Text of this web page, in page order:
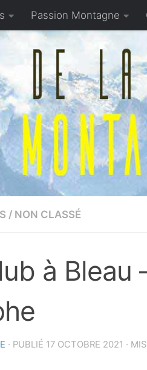
Passion Montagne
/ NON CLASSÉ
à Bleau
· PUBLIÉ 17 OCTOBRE 2021 ·